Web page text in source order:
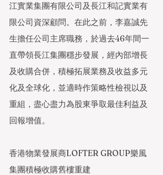
江實業集團有限公司及長江和記實業有
限公司資深顧問。在此之前，李嘉誠先
生擔任公司主席職務，於過去46年間一
直帶領長江集團穩步發展，經內部增長
及收購合併，積極拓展業務及收益多元
化及全球化，並適時作策略性檢視以及
重組，盡心盡力為股東爭取最佳利益及
回報增值。
香港物業發展商LOFTER GROUP樂風
集團積極收購舊樓重建